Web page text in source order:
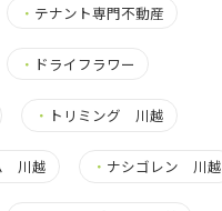
・ テナント専門不動産
・ ドライフラワー
・ トリミング 川越
川越 ・ ナシゴレン 川越